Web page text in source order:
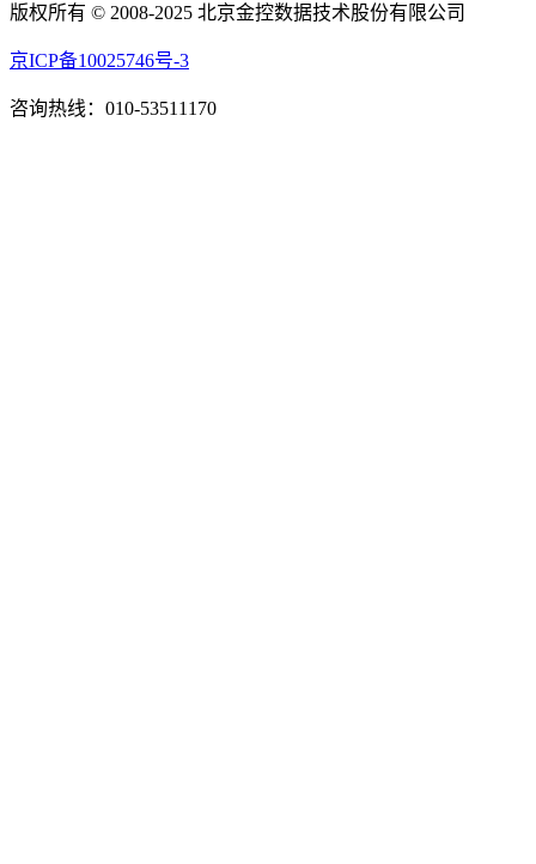
版权所有 © 2008-2025 北京金控数据技术股份有限公司
京ICP备10025746号-3
咨询热线：010-53511170